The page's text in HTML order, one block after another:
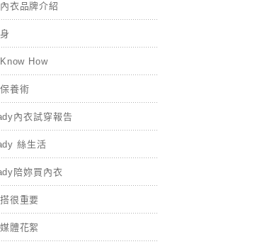
衣品牌介紹
How
養術
內衣試穿報告
絲生活
陪妳買內衣
很重要
體花絮